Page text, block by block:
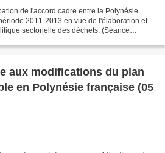
de l'accord cadre entre la Polynésie
2011-2013 en vue de l'élaboration et
sectorielle des déchets. (Séance
aux modifications du plan
en Polynésie française (05